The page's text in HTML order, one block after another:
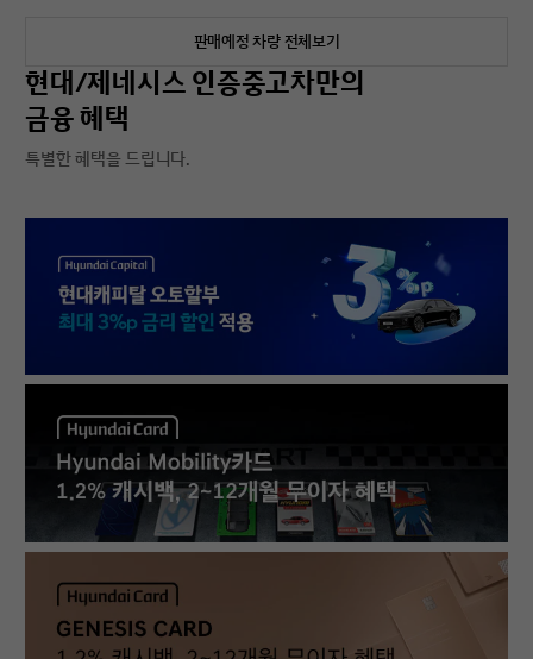
판매예정 차량 전체보기
현대/제네시스 인증중고차만의
금융 혜택
특별한 혜택을 드립니다.